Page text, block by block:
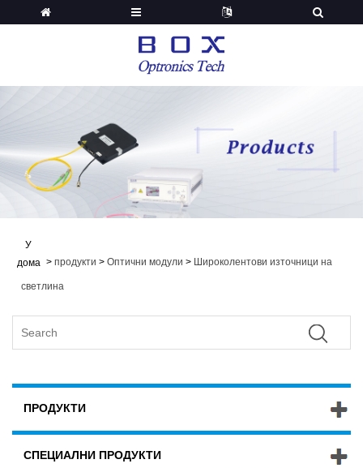
У
дома > продукти > Оптични модули > Широколентови източници на
светлина
ПРОДУКТИ
СПЕЦИАЛНИ ПРОДУКТИ